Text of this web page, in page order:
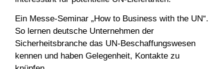
Ein Messe-Seminar „How to Business with the UN“.
So lernen deutsche Unternehmen der
Sicherheitsbranche das UN-Beschaffungswesen
kennen und haben Gelegenheit, Kontakte zu